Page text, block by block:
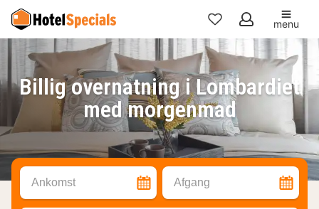
Mine
favoritter
menu
Billig overnatning i Lombardiet
med morgenmad
Ankomst Afgang